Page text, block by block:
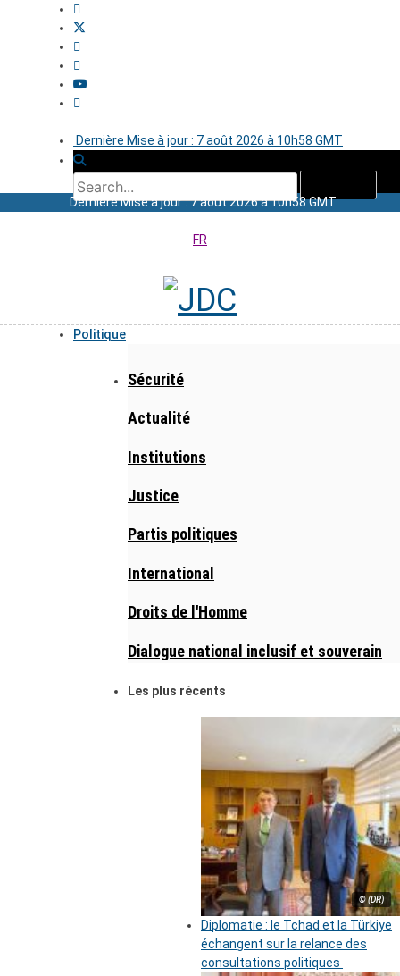
Dernière Mise à jour : 7 août 2026 à 10h58 GMT
Dernière Mise à jour : 7 août 2026 à 10h58 GMT
FR
Politique
Sécurité
Actualité
Institutions
Justice
Partis politiques
International
Droits de l'Homme
Dialogue national inclusif et souverain
Les plus récents
© (DR)
Diplomatie : le Tchad et la Türkiye
échangent sur la relance des
consultations politiques